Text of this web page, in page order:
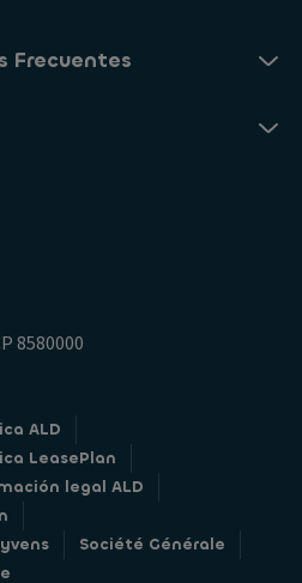
Frecuentes
8580000
ALD
LeasePlan
legal ALD
Société Générale